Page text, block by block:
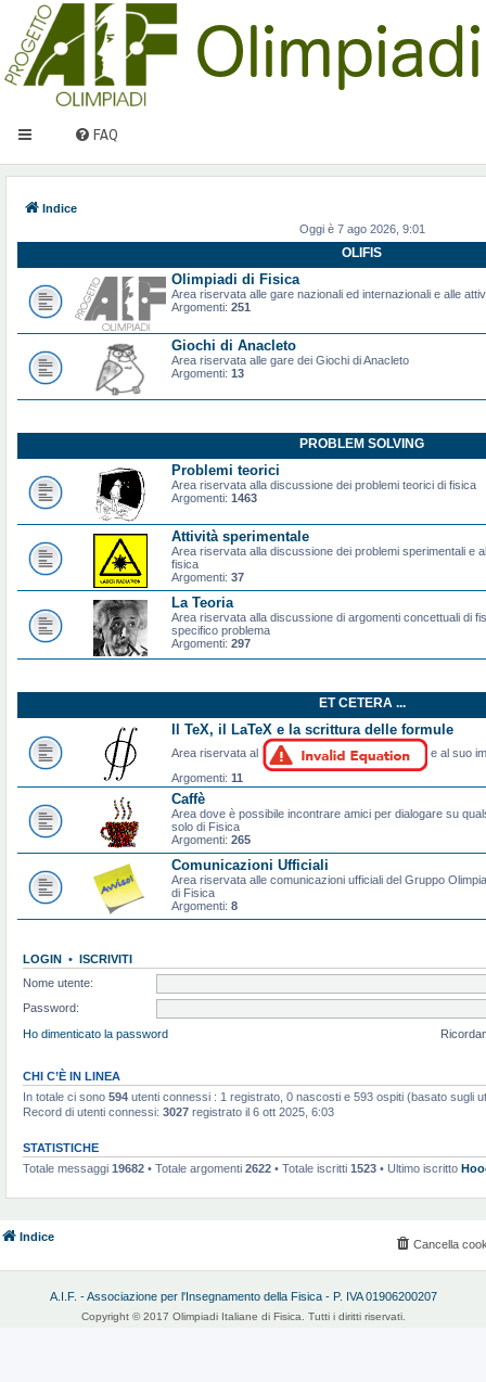
FAQ
Indice
Oggi è 7 ago 2026, 9:01
OLIFIS
Olimpiadi di Fisica
Area riservata alle gare nazionali ed internazionali e alle
Argomenti: 251
Giochi di Anacleto
Area riservata alle gare dei Giochi di Anacleto
Argomenti: 13
PROBLEM SOLVING
Problemi teorici
Area riservata alla discussione dei problemi teorici di fisica
Argomenti: 1463
Attività sperimentale
Area riservata alla discussione dei problemi sperimentali e
fisica
Argomenti: 37
La Teoria
Area riservata alla discussione di argomenti concettuali di
specifico problema
Argomenti: 297
ET CETERA ...
Il TeX, il LaTeX e la scrittura delle formule
Area riservata al
e al suo
Argomenti: 11
Caffè
Area dove è possibile incontrare amici per dialogare su
solo di Fisica
Argomenti: 265
Comunicazioni Ufficiali
Area riservata alle comunicazioni ufficiali del Gruppo
di Fisica
Argomenti: 8
LOGIN • ISCRIVITI
Nome utente:
Password:
Ho dimenticato la password
CHI C’È IN LINEA
In totale ci sono 594 utenti connessi : 1 registrato, 0 nascosti e 593 ospiti (basato sugli
Record di utenti connessi: 3027 registrato il 6 ott 2025, 6:03
STATISTICHE
Totale messaggi 19682 • Totale argomenti 2622 • Totale iscritti 1523 • Ultimo iscritto
Indice
Cancella
A.I.F. - Associazione per l'Insegnamento della Fisica - P. IVA 01906200207
Copyright © 2017 Olimpiadi Italiane di Fisica. Tutti i diritti riservati.